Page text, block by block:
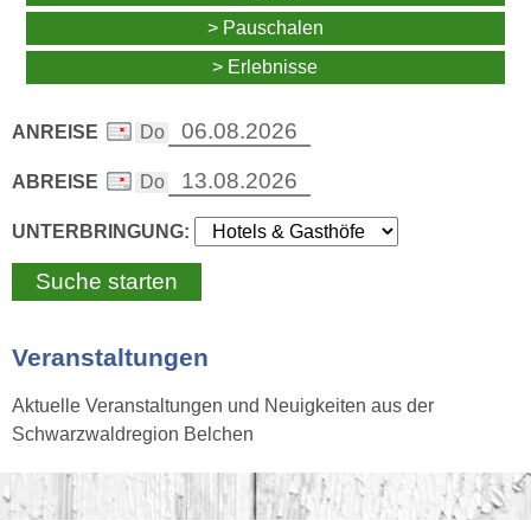
> Pauschalen
> Erlebnisse
ANREISE
ABREISE
UNTERBRINGUNG:
Veranstaltungen
Aktuelle Veranstaltungen und Neuigkeiten aus der
Schwarzwaldregion Belchen